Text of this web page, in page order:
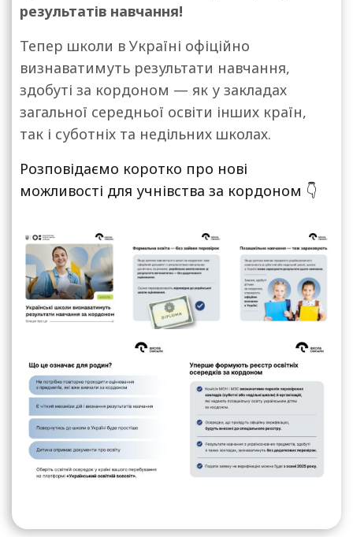
результатів навчання!
Тепер школи в Україні офіційно
визнаватимуть результати навчання,
здобуті за кордоном — як у закладах
загальної середньої освіти інших країн,
так і суботніх та недільних школах.
Розповідаємо коротко про нові
можливості для учнівства за кордоном 👇